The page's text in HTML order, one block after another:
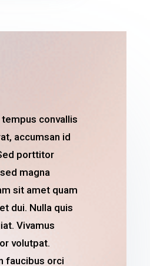
convallis
accumsan id
porttitor
magna
sit amet quam
dui. Nulla quis
Vivamus
volutpat.
faucibus orci